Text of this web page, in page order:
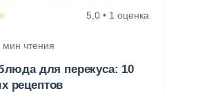
5,0 • 1 оценка
мин чтения
для перекуса: 10
рецептов